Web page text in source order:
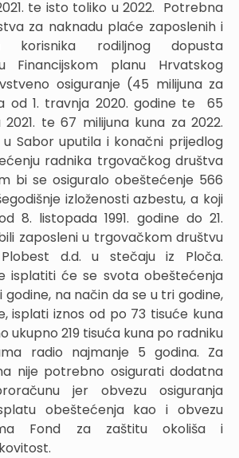
te isto toliko u 2022. Potrebna
za naknadu plaće zaposlenih i
korisnika rodiljnog dopusta
Financijskom planu Hrvatskog
osiguranje (45 milijuna za
od 1. travnja 2020. godine te 65
te 67 milijuna kuna za 2022.
u Sabor uputila i konačni prijedlog
radnika trgovačkog društva
bi se osiguralo obeštećenje 566
izloženosti azbestu, a koji
8. listopada 1991. godine do 21.
zaposleni u trgovačkom društvu
d.d. u stečaju iz Ploča.
isplatiti će se svota obeštećenja
na način da se u tri godine,
isplati iznos od po 73 tisuće kuna
ukupno 219 tisuća kuna po radniku
radio najmanje 5 godina. Za
nije potrebno osigurati dodatna
jer obvezu osiguranja
obeštećenja kao i obvezu
Fond za zaštitu okoliša i